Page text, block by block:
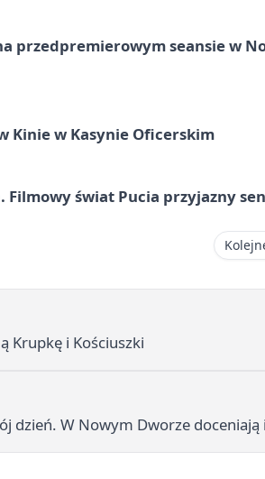
przedpremierowym seansie w
Kinie w Kasynie Oficerskim
Filmowy świat Pucia przyjazny
Krupkę i Kościuszki
dzień. W Nowym Dworze doceniają